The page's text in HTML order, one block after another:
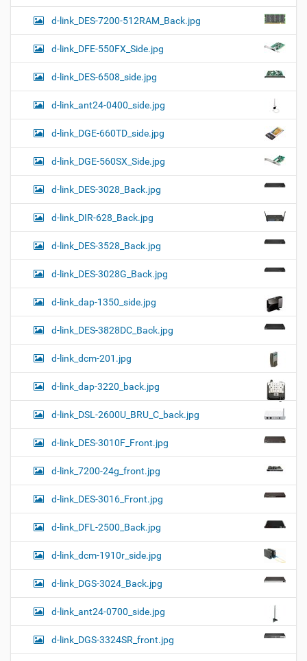
d-link_DES-7200-512RAM_Back.jpg
d-link_DFE-550FX_Side.jpg
d-link_DES-6508_side.jpg
d-link_ant24-0400_side.jpg
d-link_DGE-660TD_side.jpg
d-link_DGE-560SX_Side.jpg
d-link_DES-3028_Back.jpg
d-link_DIR-628_Back.jpg
d-link_DES-3528_Back.jpg
d-link_DES-3028G_Back.jpg
d-link_dap-1350_side.jpg
d-link_DES-3828DC_Back.jpg
d-link_dcm-201.jpg
d-link_dap-3220_back.jpg
d-link_DSL-2600U_BRU_C_back.jpg
d-link_DES-3010F_Front.jpg
d-link_7200-24g_front.jpg
d-link_DES-3016_Front.jpg
d-link_DFL-2500_Back.jpg
d-link_dcm-1910r_side.jpg
d-link_DGS-3024_Back.jpg
d-link_ant24-0700_side.jpg
d-link_DGS-3324SR_front.jpg